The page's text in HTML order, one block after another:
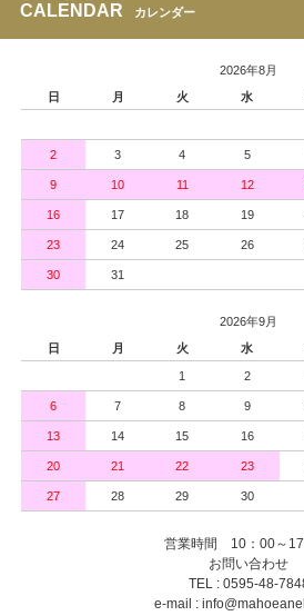
CALENDAR カレンダー
2026年8月
日
月 火 水
2 3 4 5
9 10 11 12
16 17 18 19
23 24 25 26
30 31
2026年9月
日
月 火 水
1 2
6 7 8 9
13 14 15 16
20 21 22 23
27 28 29 30
営業時間 10：00～
お問い合わせ
TEL : 0595-48-
e-mail :